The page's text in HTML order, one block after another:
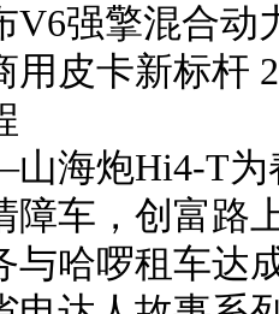
V6强擎混合动
用皮卡新标杆
海炮Hi4-T为
障车，创富路
与哈啰租车达